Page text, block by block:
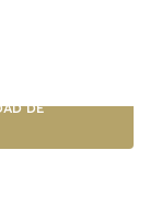
de